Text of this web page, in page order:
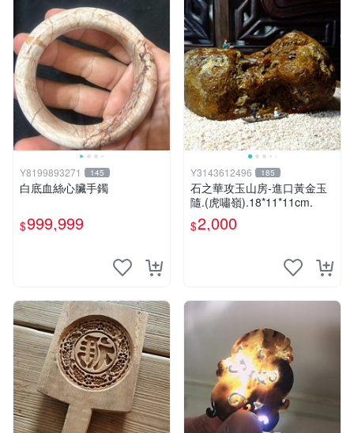
Y8199893271 145
白底血絲心臟手鐲
$999,999
Y3143612496 185
石之華攻玉山房-進口黃金玉
隨.(虎嘯嶺).18*11*11cm.
$2,000